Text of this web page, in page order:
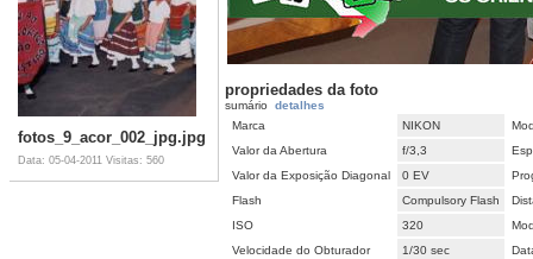
fotos_9_acor_002_jpg.jpg
Data: 05-04-2011 Visitas: 560
propriedades da foto
sumário detalhes
Marca
NIKON
Valor da Abertura
f/3,3
Valor da Exposição Diagonal
0 EV
Flash
Compulsory Flash
ISO
320
Velocidade do Obturador
1/30 sec